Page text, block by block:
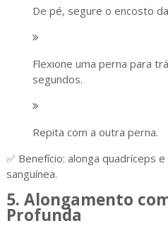
De pé, segure o encosto
Flexione uma perna para
segundos.
Repita com a outra perna.
✅ Benefício: alonga quadríceps
sanguínea.
5. Alongamento
Profunda